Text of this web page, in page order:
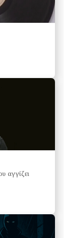
αγγίζει